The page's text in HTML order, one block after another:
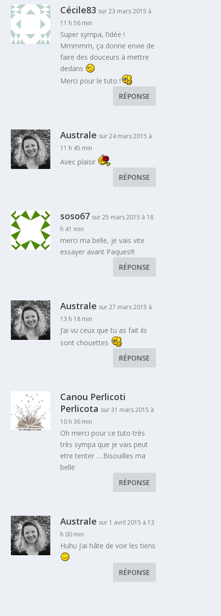
Cécile83 sur 23 mars 2015 à
11 h 56 min
Super sympa, l’idée !
Mmmmm, ça donne envie de
faire des douceurs à mettre
dedans
Merci pour le tuto !
RÉPONSE
Australe sur 24 mars 2015 à
11 h 45 min
Avec plaisir
RÉPONSE
soso67 sur 25 mars 2015 à 18
h 41 min
merci ma belle, je vais vite
essayer avant Paques!!!
RÉPONSE
Australe sur 27 mars 2015 à
13 h 18 min
J’ai vu ceux que tu as fait ils
sont chouettes
RÉPONSE
Canou Perlicoti
Perlicota sur 31 mars 2015 à
10 h 36 min
Oh merci pour ce tuto très
très sympa que je vais peut
etre tenter ….Bisouilles ma
belle
RÉPONSE
Australe sur 1 avril 2015 à 13
h 00 min
Huhu j’ai hâte de voir les tiens
RÉPONSE